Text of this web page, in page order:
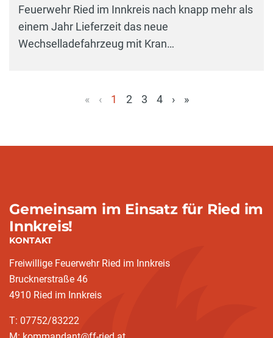
Feuerwehr Ried im Innkreis nach knapp mehr als
einem Jahr Lieferzeit das neue
Wechselladefahrzeug mit Kran…
« ‹
1
2 3 4 › »
Gemeinsam im Einsatz für Ried im
Innkreis!
KONTAKT
Freiwillige Feuerwehr Ried im Innkreis
Brucknerstraße 46
4910 Ried im Innkreis
T: 07752/83222